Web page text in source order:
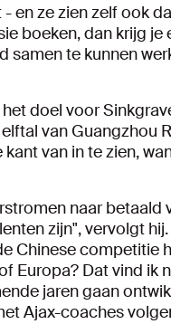
en ze zien zelf ook
boeken, dan krijg
samen te kunnen
doel voor
van Guangzhou
van in te zien,
naar betaald
zijn", vervolgt
Chinese competitie
Europa? Dat vind ik
jaren gaan
Ajax-coaches